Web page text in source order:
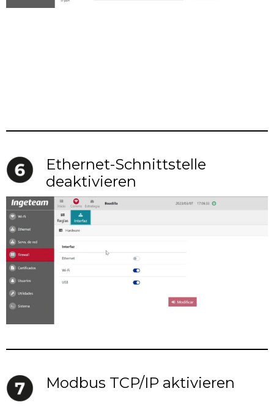
Ethernet-Schnittstelle
deaktivieren
Modbus TCP/IP aktivieren